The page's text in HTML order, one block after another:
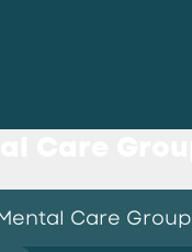
Care Group